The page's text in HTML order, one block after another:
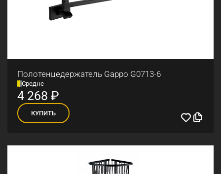
Полотенцедержатель Gappo G0713-6
Средне
4 268 ₽
КУПИТЬ